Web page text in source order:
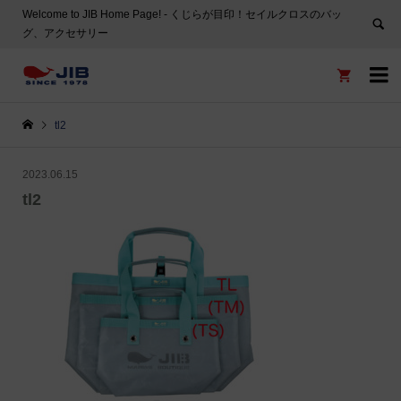
Welcome to JIB Home Page! ‐ くじらが目印！セイルクロスのバッ
グ、アクセサリー


tl2
2023.06.15
tl2